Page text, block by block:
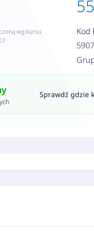
wg kursu
Kod
Sprawdź gdzie